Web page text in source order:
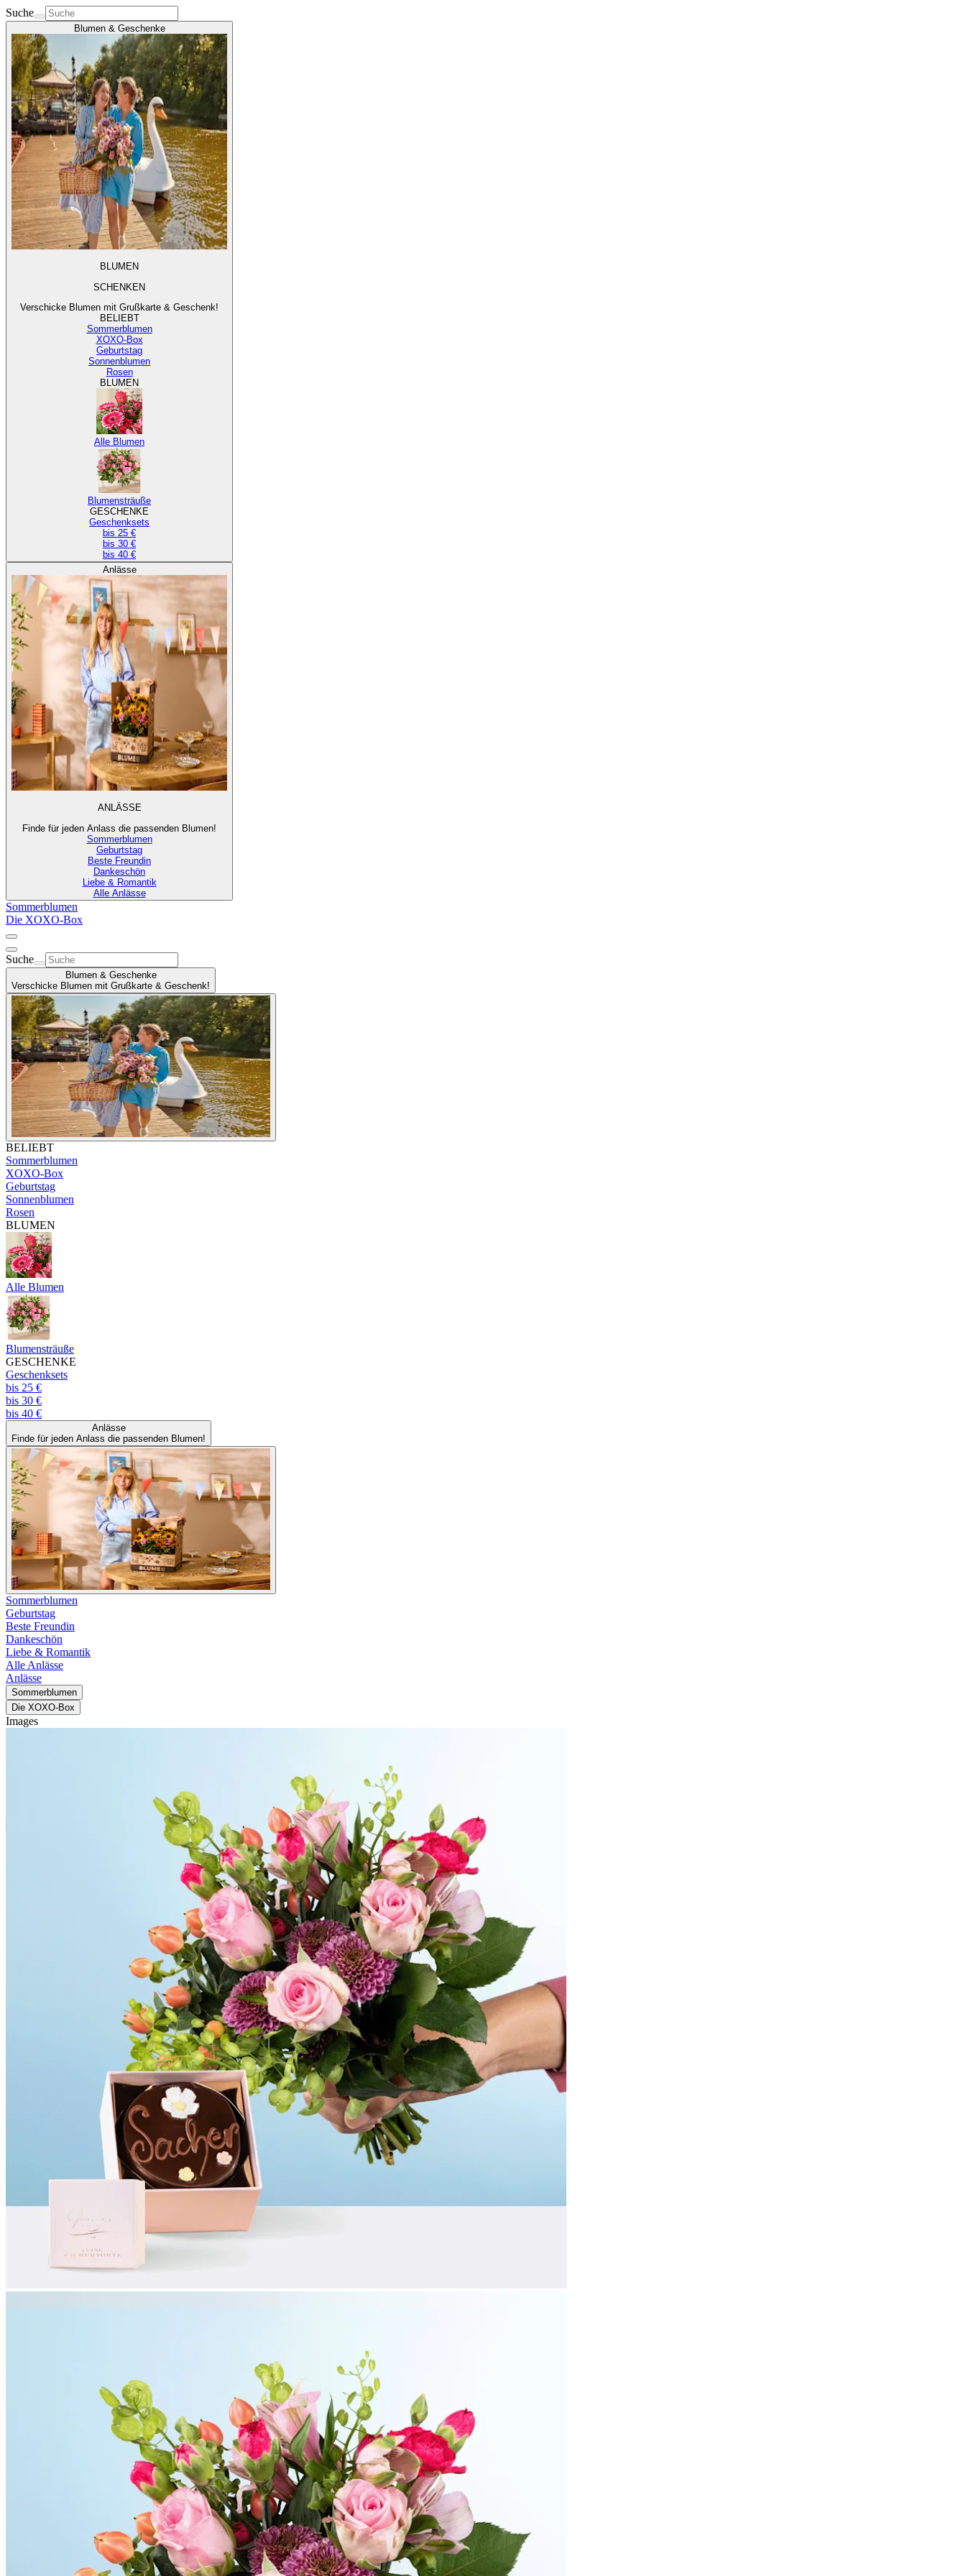
Suche
Blumen & Geschenke
BLUMEN
SCHENKEN
Verschicke Blumen mit Grußkarte & Geschenk!
BELIEBT
Sommerblumen
XOXO-Box
Geburtstag
Sonnenblumen
Rosen
BLUMEN
Alle Blumen
Blumensträuße
GESCHENKE
Geschenksets
bis 25 €
bis 30 €
bis 40 €
Anlässe
ANLÄSSE
Finde für jeden Anlass die passenden Blumen!
Sommerblumen
Geburtstag
Beste Freundin
Dankeschön
Liebe & Romantik
Alle Anlässe
Sommerblumen
Die XOXO-Box
Suche
Blumen & Geschenke
Verschicke Blumen mit Grußkarte & Geschenk!
BELIEBT
Sommerblumen
XOXO-Box
Geburtstag
Sonnenblumen
Rosen
BLUMEN
Alle Blumen
Blumensträuße
GESCHENKE
Geschenksets
bis 25 €
bis 30 €
bis 40 €
Anlässe
Finde für jeden Anlass die passenden Blumen!
Sommerblumen
Geburtstag
Beste Freundin
Dankeschön
Liebe & Romantik
Alle Anlässe
Anlässe
Sommerblumen
Die XOXO-Box
Images